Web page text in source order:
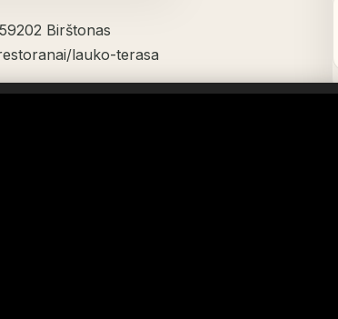
Birštonas
lauko-terasa